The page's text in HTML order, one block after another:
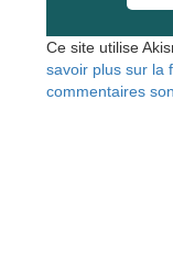
Ce site utilise
savoir plus sur la
commentaires